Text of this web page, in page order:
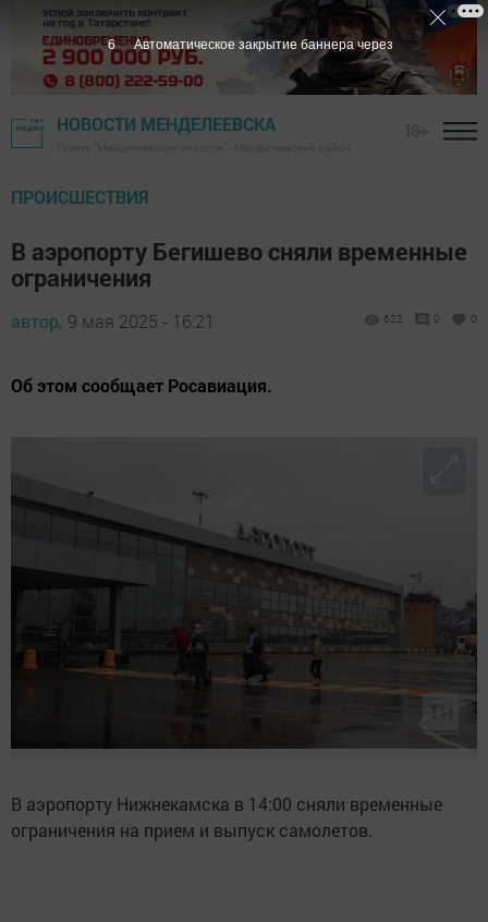
НОВОСТИ МЕНДЕЛЕЕВСКА
ПРОИСШЕСТВИЯ
В аэропорту Бегишево сняли временные
ограничения
автор, 9 мая 2025 - 16:21 622 0 0
Об этом сообщает Росавиация.
В аэропорту Нижнекамска в 14:00 сняли временные
ограничения на прием и выпуск самолетов.
5 Автоматическое закрытие баннера через